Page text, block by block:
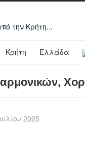
την Κρήτη...
Κρήτη Ελλάδα
2025